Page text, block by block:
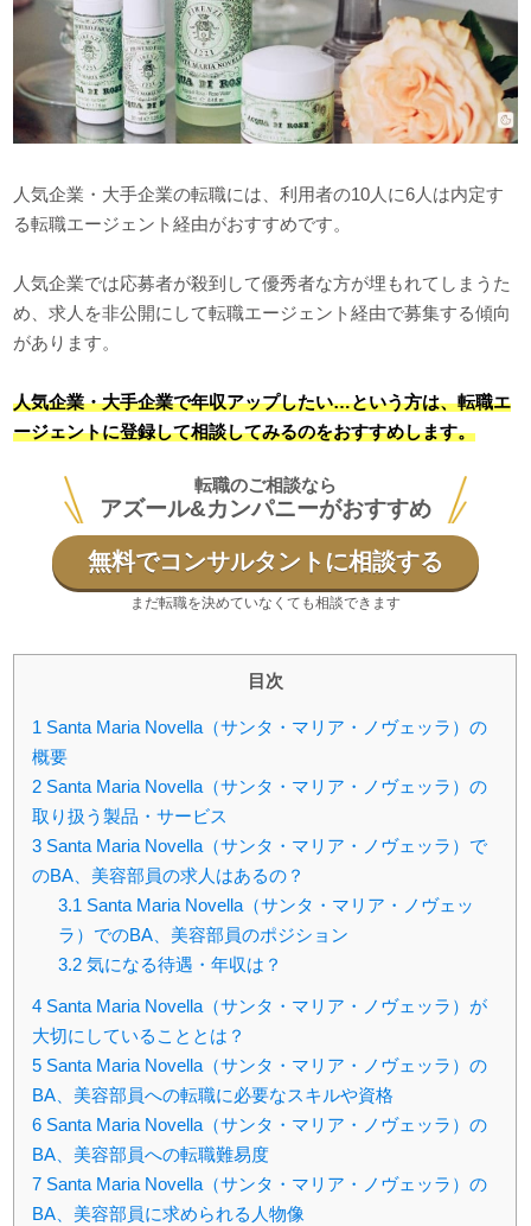
人気企業・大手企業の転職には、利用者の10人に6人は内定す
る転職エージェント経由がおすすめです。
人気企業では応募者が殺到して優秀者な方が埋もれてしまうた
め、求人を非公開にして転職エージェント経由で募集する傾向
があります。
人気企業・大手企業で年収アップしたい…という方は、転職エ
ージェントに登録して相談してみるのをおすすめします。
転職のご相談なら
アズール&カンパニーがおすすめ
無料でコンサルタントに相談する
まだ転職を決めていなくても相談できます
目次
1 Santa Maria Novella（サンタ・マリア・ノヴェッラ）の
概要
2 Santa Maria Novella（サンタ・マリア・ノヴェッラ）の
取り扱う製品・サービス
3 Santa Maria Novella（サンタ・マリア・ノヴェッラ）で
のBA、美容部員の求人はあるの？
3.1 Santa Maria Novella（サンタ・マリア・ノヴェッ
ラ）でのBA、美容部員のポジション
3.2 気になる待遇・年収は？
4 Santa Maria Novella（サンタ・マリア・ノヴェッラ）が
大切にしていることとは？
5 Santa Maria Novella（サンタ・マリア・ノヴェッラ）の
BA、美容部員への転職に必要なスキルや資格
6 Santa Maria Novella（サンタ・マリア・ノヴェッラ）の
BA、美容部員への転職難易度
7 Santa Maria Novella（サンタ・マリア・ノヴェッラ）の
BA、美容部員に求められる人物像